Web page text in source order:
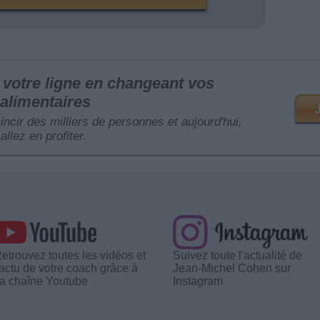
ligne en changeant vos
des milliers de personnes et aujourd'hui,
en profiter.
toutes les vidéos et
de votre coach grâce à
chaîne Youtube
Suivez toute l'actualité de
Jean-Michel Cohen sur
Instagram